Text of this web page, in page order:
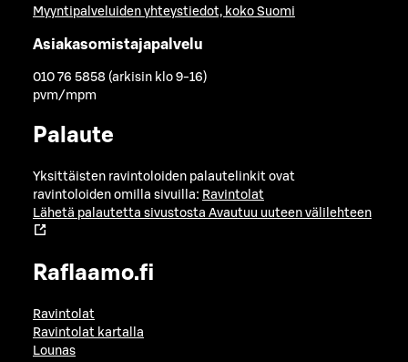
Myyntipalveluiden yhteystiedot, koko Suomi
Asiakasomistajapalvelu
010 76 5858 (arkisin klo 9-16)
pvm/mpm
Palaute
Yksittäisten ravintoloiden palautelinkit ovat
ravintoloiden omilla sivuilla: Ravintolat
Lähetä palautetta sivustosta Avautuu uuteen välilehteen
Raflaamo.fi
Ravintolat
Ravintolat kartalla
Lounas